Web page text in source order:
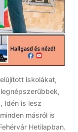
iskolákat,
Idén is lesz
másról is
Hetilapban.